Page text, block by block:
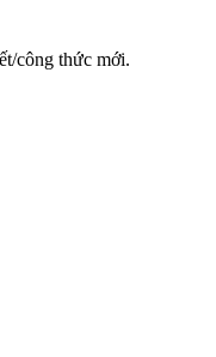
công thức mới.